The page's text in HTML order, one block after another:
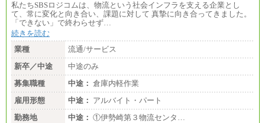
私たちSBSロジコムは、物流という社会インフラを支える企業とし
て、常に変化と向き合い、課題に対して 真摯に向き合ってきました。
「できない」で終わらせず…
続きを読む
業種
流通/サービス
新卒／中途
中途のみ
募集職種
中途： 倉庫内軽作業
雇用形態
中途： アルバイト・パート
勤務地
中途： ①伊勢崎第３物流センタ…